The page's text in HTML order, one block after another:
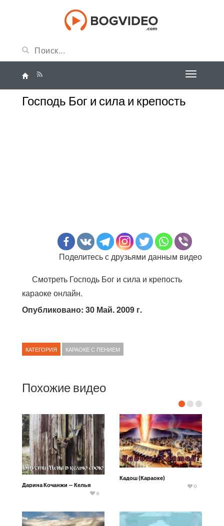
Господь Бог и сила и крепость
Поделитесь с друзьями данным видео
Смотреть Господь Бог и сила и крепость
караоке онлайн.
Опубликовано: 30 Май. 2009 г.
КАТЕГОРИЯ КАРАОКЕ С ПЕНИЕМ
Похожие видео
Дарина Кочанжи — Келья
6
Кадош (Караоке)
0